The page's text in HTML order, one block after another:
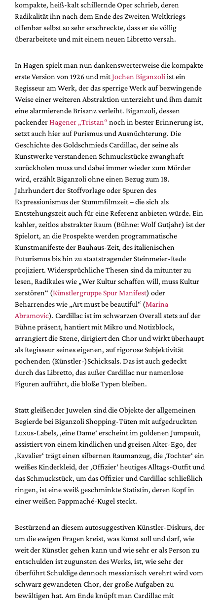
kompakte, heiß-kalt schillernde Oper schrieb, deren
Radikalität ihn nach dem Ende des Zweiten Weltkriegs
offenbar selbst so sehr erschreckte, dass er sie völlig
überarbeitete und mit einem neuen Libretto versah.
In Hagen spielt man nun dankenswerterweise die kompakte
erste Version von 1926 und mitJochen Biganzoli ist ein
Regisseur am Werk, der das sperrige Werk auf bezwingende
Weise einer weiteren Abstraktion unterzieht und ihm damit
eine alarmierende Brisanz verleiht. Biganzoli, dessen
packenderHagener „Tristan“ noch in bester Erinnerung ist,
setzt auch hier auf Purismus und Ausnüchterung. Die
Geschichte des Goldschmieds Cardillac, der seine als
Kunstwerke verstandenen Schmuckstücke zwanghaft
zurückholen muss und dabei immer wieder zum Mörder
wird, erzählt Biganzoli ohne einen Bezug zum 18.
Jahrhundert der Stoffvorlage oder Spuren des
Expressionismus der Stummfilmzeit – die sich als
Entstehungszeit auch für eine Referenz anbieten würde. Ein
kahler, zeitlos abstrakter Raum (Bühne: Wolf Gutjahr) ist der
Spielort, an die Prospekte werden programmatische
Kunstmanifeste der Bauhaus-Zeit, des italienischen
Futurismus bis hin zu staatstragender Steinmeier-Rede
projiziert. Widersprüchliche Thesen sind da mitunter zu
lesen, Radikales wie „Wer Kultur schaffen will, muss Kultur
zerstören“ (Künstlergruppe Spur Manifest) oder
Beharrendes wie „Art must be beautiful“ (Marina
Abramovic). Cardillac ist im schwarzen Overall stets auf der
Bühne präsent, hantiert mit Mikro und Notizblock,
arrangiert die Szene, dirigiert den Chor und wirkt überhaupt
als Regisseur seines eigenen, auf rigorose Subjektivität
pochenden (Künstler-)Schicksals. Das ist auch gedeckt
durch das Libretto, das außer Cardillac nur namenlose
Figuren aufführt, die bloße Typen bleiben.
Statt gleißender Juwelen sind die Objekte der allgemeinen
Begierde bei Biganzoli Shopping-Tüten mit aufgedruckten
Luxus-Labels, ‚eine Dame‘ erscheint im goldenen Jumpsuit,
assistiert von einem kindlichen und greisen Alter-Ego, der
‚Kavalier‘ trägt einen silbernen Raumanzug, die ‚Tochter‘ ein
weißes Kinderkleid, der ‚Offizier‘ heutiges Alltags-Outfit und
das Schmuckstück, um das Offizier und Cardillac schließlich
ringen, ist eine weiß geschminkte Statistin, deren Kopf in
einer weißen Pappmaché-Kugel steckt.
Bestürzend an diesem autosuggestiven Künstler-Diskurs, der
um die ewigen Fragen kreist, was Kunst soll und darf, wie
weit der Künstler gehen kann und wie sehr er als Person zu
entschulden ist zugunsten des Werks, ist, wie sehr der
überführt Schuldige dennoch messianisch verehrt wird vom
schwarz gewandeten Chor, der große Aufgaben zu
bewältigen hat. Am Ende knüpft man Cardillac mit